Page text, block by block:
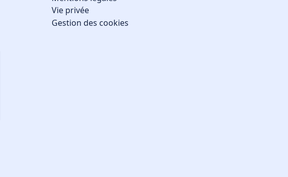
Vie privée
Gestion des cookies